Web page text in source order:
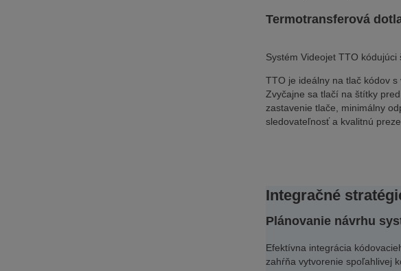
Termotransferová
Systém Videojet TTO
TTO je ideálny na tlač kódov
Zvyčajne sa tlačí na štítky
zastavenie tlače, minimálny
sledovateľnosť a kvalitnú
Integračné
Plánovanie návrhu
Efektívna integrácia
zahŕňa vytvorenie spoľahlivej